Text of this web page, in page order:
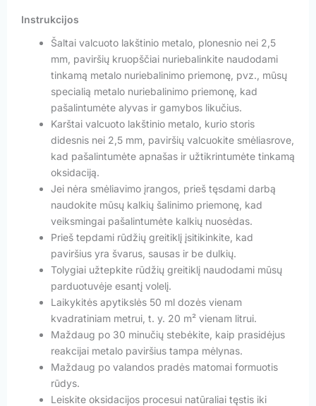
Instrukcijos
Šaltai valcuoto lakštinio metalo, plonesnio nei 2,5
mm, paviršių kruopščiai nuriebalinkite naudodami
tinkamą metalo nuriebalinimo priemonę, pvz., mūsų
specialią metalo nuriebalinimo priemonę, kad
pašalintumėte alyvas ir gamybos likučius.
Karštai valcuoto lakštinio metalo, kurio storis
didesnis nei 2,5 mm, paviršių valcuokite smėliasrove,
kad pašalintumėte apnašas ir užtikrintumėte tinkamą
oksidaciją.
Jei nėra smėliavimo įrangos, prieš tęsdami darbą
naudokite mūsų kalkių šalinimo priemonę, kad
veiksmingai pašalintumėte kalkių nuosėdas.
Prieš tepdami rūdžių greitiklį įsitikinkite, kad
paviršius yra švarus, sausas ir be dulkių.
Tolygiai užtepkite rūdžių greitiklį naudodami mūsų
parduotuvėje esantį volelį.
Laikykitės apytikslės 50 ml dozės vienam
kvadratiniam metrui, t. y. 20 m² vienam litrui.
Maždaug po 30 minučių stebėkite, kaip prasidėjus
reakcijai metalo paviršius tampa mėlynas.
Maždaug po valandos pradės matomai formuotis
rūdys.
Leiskite oksidacijos procesui natūraliai tęstis iki